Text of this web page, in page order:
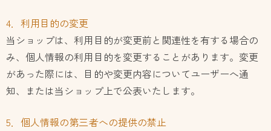
4．利用目的の変更
当ショップは、利用目的が変更前と関連性を有する場合の
み、個人情報の利用目的を変更することがあります。変更
があった際には、目的や変更内容についてユーザーへ通
知、または当ショップ上で公表いたします。
5．個人情報の第三者への提供の禁止